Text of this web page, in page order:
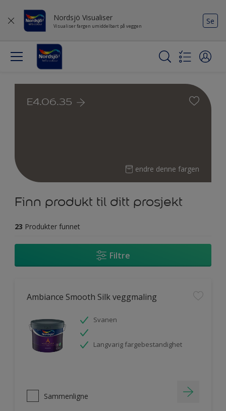
Nordsjö Visualiser
Visualiser fargen umiddelbart på veggen
Se
E4.06.35
endre denne fargen
Finn produkt til ditt prosjekt
23 Produkter funnet
Filtre
Ambiance Smooth Silk veggmaling
Svanen
Langvarig fargebestandighet
Sammenligne